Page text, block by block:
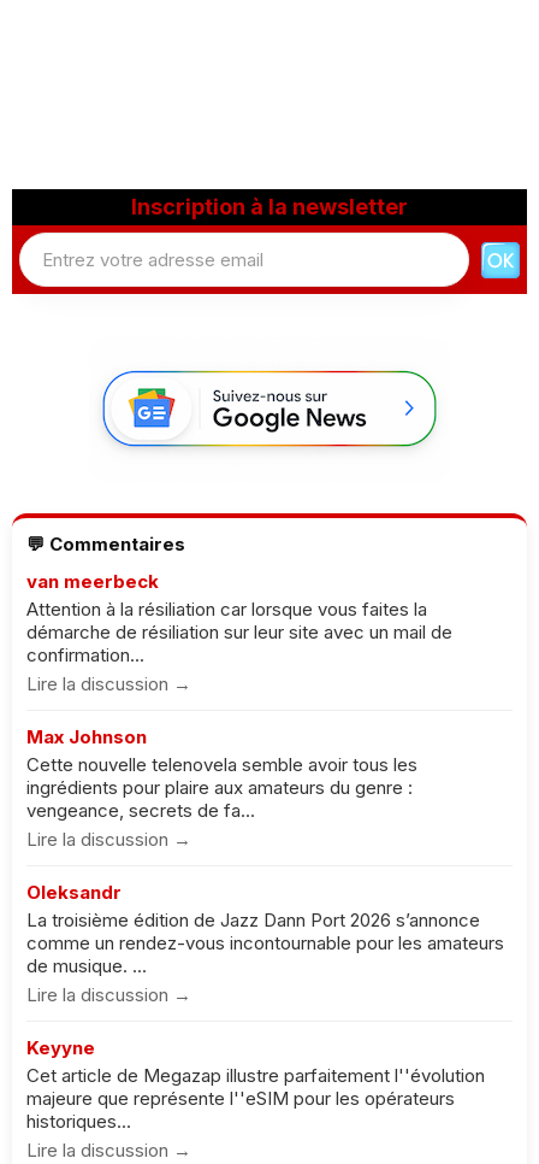
Inscription à la newsletter
💬 Commentaires
van meerbeck
Attention à la résiliation car lorsque vous faites la
démarche de résiliation sur leur site avec un mail de
confirmation...
Lire la discussion →
Max Johnson
Cette nouvelle telenovela semble avoir tous les
ingrédients pour plaire aux amateurs du genre :
vengeance, secrets de fa...
Lire la discussion →
Oleksandr
La troisième édition de Jazz Dann Port 2026 s’annonce
comme un rendez-vous incontournable pour les amateurs
de musique. ...
Lire la discussion →
Keyyne
Cet article de Megazap illustre parfaitement l''évolution
majeure que représente l''eSIM pour les opérateurs
historiques...
Lire la discussion →